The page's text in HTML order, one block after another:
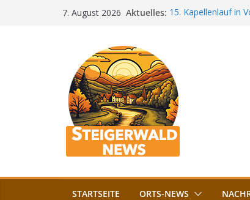
7. August 2026 Aktuelles: 15. Kapellenlauf in
„Bamberger
Lebenshilfe
Aschbacher Kerwa
Vollsperrung am
August gesperrt
STARTSEITE ORTS-NEWS